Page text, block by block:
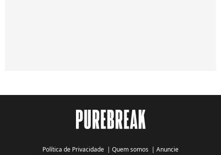
Política de Privacidade Quem somos Anuncie